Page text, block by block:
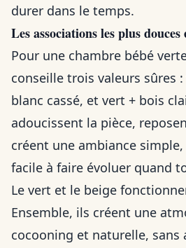
durer dans le temps.
Les associations les plus
Pour une chambre bébé
conseille trois valeurs sûres
blanc cassé, et vert + bois
adoucissent la pièce,
créent une ambiance
facile à faire évoluer quand
Le vert et le beige
Ensemble, ils créent une
cocooning et naturelle, sans